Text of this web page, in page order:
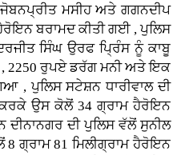
ਮਸੀਹ ਅਤੇ ਗਗਨਦੀਪ
ਬਰਾਮਦ ਕੀਤੀ ਗਈ , ਪੁਲਿਸ
ਸਿੰਘ ਉਰਫ ਪ੍ਰਿੰਸ ਨੂੰ ਕਾਬੂ
2250 ਰੁਪਏ ਡਰੱਗ ਮਨੀ ਅਤੇ ਇਕ
, ਪੁਲਿਸ ਸਟੇਸ਼ਨ ਧਾਰੀਵਾਲ ਦੀ
ਕਰਕੇ ਉਸ ਕੋਲੋਂ 34 ਗ੍ਰਾਮ ਹੈਰੋਇਨ
ਦੀ ਪੁਲਿਸ ਵੱਲੋਂ ਸੁਨੀਲ
ਗ੍ਰਾਮ 81 ਮਿਲੀਗ੍ਰਾਮ ਹੈਰੋਇਨ